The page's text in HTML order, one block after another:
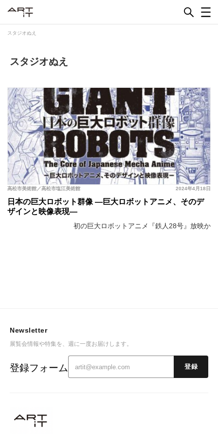
スタジオぬえ
スタジオぬえ
2024年4月18日
高松市美術館／高松市塩江美術館
日本の巨大ロボット群像 ―巨大ロボットアニメ、そのデ
ザインと映像表現―
初の巨大ロボットアニメ『鉄人28号』放映か
Newsletter
展覧会情報や特集を、週に一度お届けします。
登録フォーム 登録